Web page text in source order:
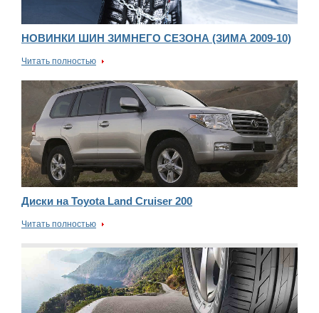
НОВИНКИ ШИН ЗИМНЕГО СЕЗОНА (ЗИМА 2009-10)
Читать полностью
Диски на Toyota Land Cruiser 200
Читать полностью